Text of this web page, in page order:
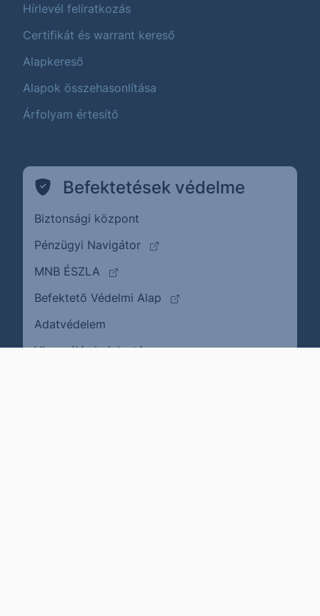
Hírlevél feliratkozás
Certifikát és warrant kereső
Alapkereső
Alapok összehasonlítása
Árfolyam értesítő
Befektetések védelme
Biztonsági központ
Pénzügyi Navigátor
(külső oldalra ugrik)
MNB ÉSZLA
(külső oldalra ugrik)
Befektető Védelmi Alap
(külső oldalra ugrik)
Adatvédelem
Visszaélés bejelentése(külső oldalra ugrik)